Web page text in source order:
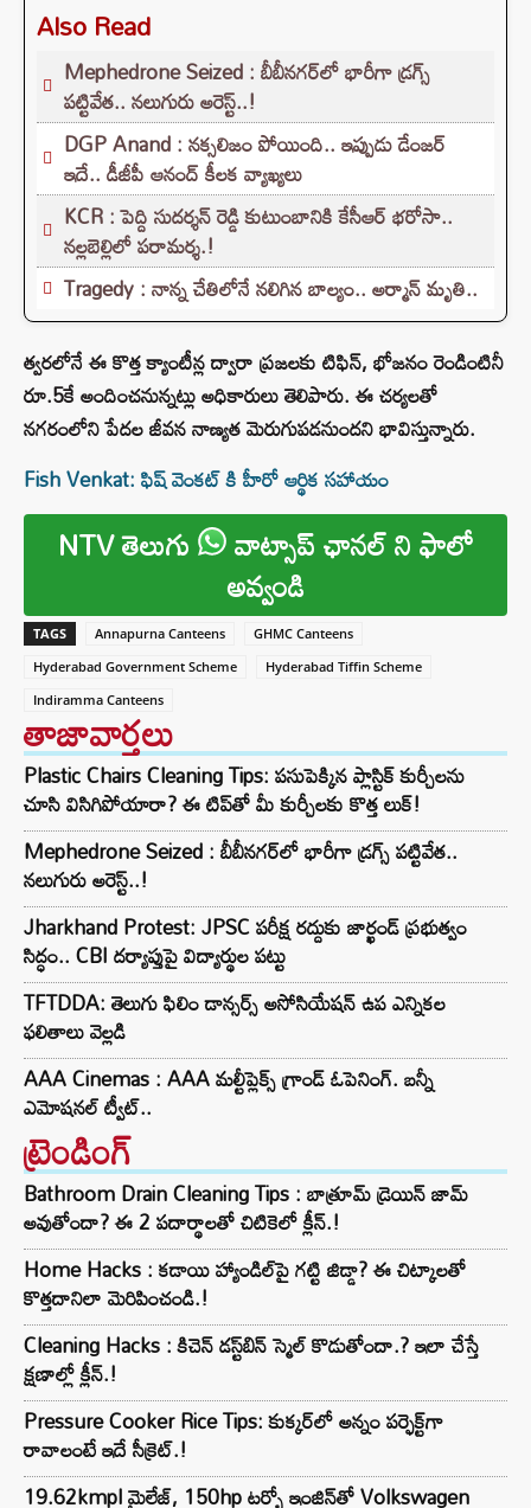
Also Read
Mephedrone Seized : బీబీనగర్‌లో భారీగా డ్రగ్స్
పట్టివేత.. నలుగురు అరెస్ట్..!
DGP Anand : నక్సలిజం పోయింది.. ఇప్పుడు డేంజర్
ఇదే.. డీజీపీ ఆనంద్ కీలక వ్యాఖ్యలు
KCR : పెద్ది సుదర్శన్ రెడ్డి కుటుంబానికి కేసీఆర్ భరోసా..
నల్లబెల్లిలో పరామర్శ.!
Tragedy : నాన్న చేతిలోనే నలిగిన బాల్యం.. అర్మాన్ మృతి..
త్వరలోనే ఈ కొత్త క్యాంటీన్ల ద్వారా ప్రజలకు టిఫిన్, భోజనం రెండింటినీ
రూ.5కే అందించనున్నట్లు అధికారులు తెలిపారు. ఈ చర్యలతో
నగరంలోని పేదల జీవన నాణ్యత మెరుగుపడనుందని భావిస్తున్నారు.
Fish Venkat: ఫిష్ వెంకట్ కి హీరో ఆర్థిక సహాయం
NTV తెలుగు వాట్సాప్ ఛానల్ ని ఫాలో
అవ్వండి
TAGS Annapurna Canteens
GHMC Canteens
Hyderabad Government Scheme
Hyderabad Tiffin Scheme
Indiramma Canteens
తాజావార్తలు
Plastic Chairs Cleaning Tips: పసుపెక్కిన ప్లాస్టిక్ కుర్చీలను
చూసి విసిగిపోయారా? ఈ టిప్‌తో మీ కుర్చీలకు కొత్త లుక్!
Mephedrone Seized : బీబీనగర్‌లో భారీగా డ్రగ్స్ పట్టివేత..
నలుగురు అరెస్ట్..!
Jharkhand Protest: JPSC పరీక్ష రద్దుకు జార్ఖండ్ ప్రభుత్వం
సిద్ధం.. CBI దర్యాప్తుపై విద్యార్థుల పట్టు
TFTDDA: తెలుగు ఫిలిం డాన్సర్స్ అసోసియేషన్ ఉప ఎన్నికల
ఫలితాలు వెల్లడి
AAA Cinemas : AAA మల్టీప్లెక్స్ గ్రాండ్ ఓపెనింగ్. బన్నీ
ఎమోషనల్ ట్వీట్..
ట్రెండింగ్‌
Bathroom Drain Cleaning Tips : బాత్రూమ్ డ్రెయిన్ జామ్
అవుతోందా? ఈ 2 పదార్థాలతో చిటికెలో క్లీన్.!
Home Hacks : కడాయి హ్యాండిల్‌పై గట్టి జిడ్డా? ఈ చిట్కాలతో
కొత్తదానిలా మెరిపించండి.!
Cleaning Hacks : కిచెన్ డస్ట్‌బిన్ స్మెల్ కొడుతోందా.? ఇలా చేస్తే
క్షణాల్లో క్లీన్.!
Pressure Cooker Rice Tips: కుక్కర్‌లో అన్నం పర్ఫెక్ట్‌గా
రావాలంటే ఇదే సీక్రెట్.!
19.62kmpl మైలేజ్, 150hp టర్బో ఇంజిన్‌తో Volkswagen